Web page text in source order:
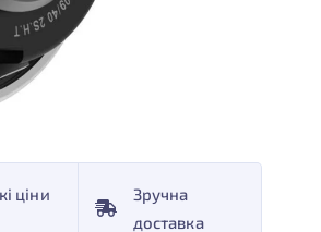
ціни
Зручна
доставка